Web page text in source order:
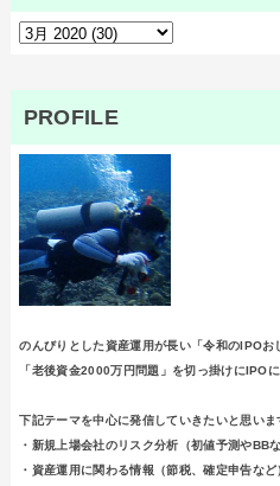
PROFILE
のんびりとした資産運用が長い「令和のIPOお
「老後資金2000万円問題」を切っ掛けにIPO
下記テーマを中心に発信していきたいと思いま
・新規上場会社のリスク分析（初値予測やBBな
・資産運用に関わる情報（節税、確定申告など